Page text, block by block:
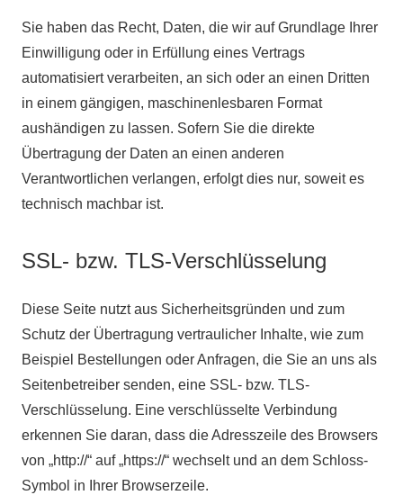
Sie haben das Recht, Daten, die wir auf Grundlage Ihrer
Einwilligung oder in Erfüllung eines Vertrags
automatisiert verarbeiten, an sich oder an einen Dritten
in einem gängigen, maschinenlesbaren Format
aushändigen zu lassen. Sofern Sie die direkte
Übertragung der Daten an einen anderen
Verantwortlichen verlangen, erfolgt dies nur, soweit es
technisch machbar ist.
SSL- bzw. TLS-Verschlüsselung
Diese Seite nutzt aus Sicherheitsgründen und zum
Schutz der Übertragung vertraulicher Inhalte, wie zum
Beispiel Bestellungen oder Anfragen, die Sie an uns als
Seitenbetreiber senden, eine SSL- bzw. TLS-
Verschlüsselung. Eine verschlüsselte Verbindung
erkennen Sie daran, dass die Adresszeile des Browsers
von „http://“ auf „https://“ wechselt und an dem Schloss-
Symbol in Ihrer Browserzeile.